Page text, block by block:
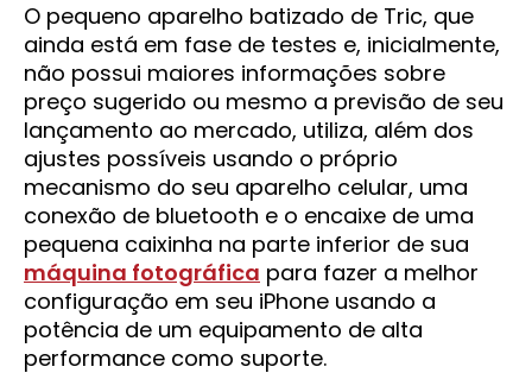
O pequeno aparelho batizado de Tric, que
ainda está em fase de testes e, inicialmente,
não possui maiores informações sobre
preço sugerido ou mesmo a previsão de seu
lançamento ao mercado, utiliza, além dos
ajustes possíveis usando o próprio
mecanismo do seu aparelho celular, uma
conexão de bluetooth e o encaixe de uma
pequena caixinha na parte inferior de sua
máquina fotográfica para fazer a melhor
configuração em seu iPhone usando a
potência de um equipamento de alta
performance como suporte.